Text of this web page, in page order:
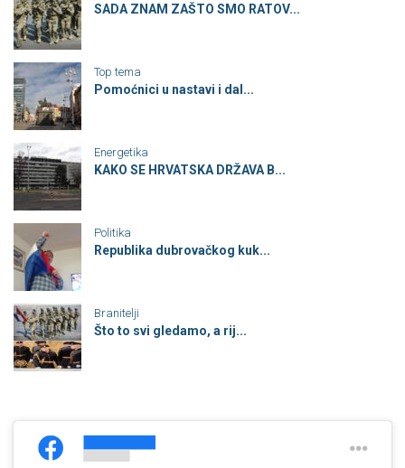
SADA ZNAM ZAŠTO SMO RATOV...
Top tema
Pomoćnici u nastavi i dal...
Energetika
KAKO SE HRVATSKA DRŽAVA B...
Politika
Republika dubrovačkog kuk...
Branitelji
Što to svi gledamo, a rij...